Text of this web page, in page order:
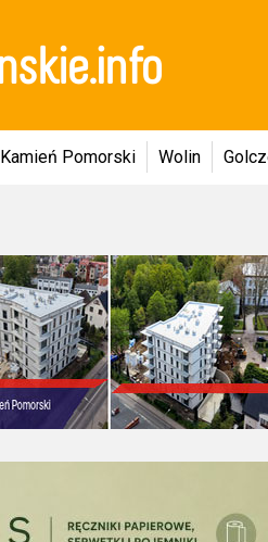
Kamień Pomorski Wolin